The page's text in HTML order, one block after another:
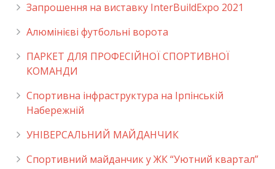
Запрошення на виставку InterBuildExpo 2021
Алюмінієві футбольні ворота
ПАРКЕТ ДЛЯ ПРОФЕСІЙНОЇ СПОРТИВНОЇ
КОМАНДИ
Спортивна інфраструктура на Ірпінській
Набережній
УНІВЕРСАЛЬНИЙ МАЙДАНЧИК
Cпортивний майданчик у ЖК “Уютний квартал”